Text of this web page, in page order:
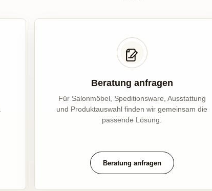
Beratung anfragen
Für Salonmöbel, Speditionsware, Ausstattung
und Produktauswahl finden wir gemeinsam die
passende Lösung.
Beratung anfragen